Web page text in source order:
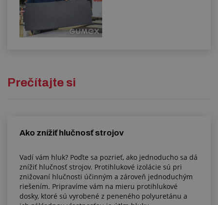
Prečítajte si
Ako znížiť hlučnosť strojov
Vadí vám hluk? Poďte sa pozrieť, ako jednoducho sa dá
znížiť hlučnosť strojov. Protihlukové izolácie sú pri
znižovaní hlučnosti účinným a zároveň jednoduchým
riešením. Pripravíme vám na mieru protihlukové
dosky, ktoré sú vyrobené z peneného polyuretánu a